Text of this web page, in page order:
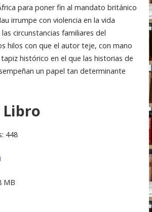
para poner fin al mandato británico
irrumpe con violencia en la vida
circunstancias familiares del
hilos con que el autor teje, con mano
histórico en el que las historias de
un papel tan determinante
Libro
448
MB